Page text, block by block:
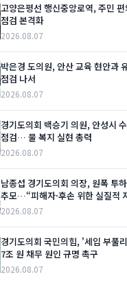
고양은평선 행신중앙로역, 주민
점검 본격화
2026.08.07
박은경 도의원, 안산 교육 현안과
점검 나서
2026.08.07
경기도의회 백승기 의원, 안성시
점검… 물 복지 실현 총력
2026.08.07
남종섭 경기도의회 의장, 원폭 투
추모…“피해자·후손 위한 실질적
2026.08.07
경기도의회 국민의힘, '세입 부풀
7조 원 채무 원인 규명 촉구
2026.08.07